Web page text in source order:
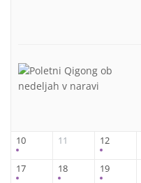
10 11 12
17 18 19